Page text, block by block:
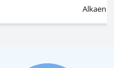
Alkaen